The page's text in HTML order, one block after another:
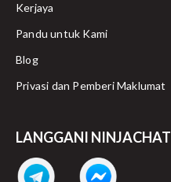
Kerjaya
Pandu untuk Kami
Blog
Privasi dan Pemberi Maklumat
LANGGANI NINJACHAT